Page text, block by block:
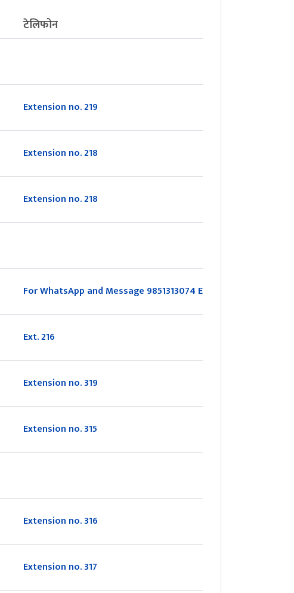
टेलिफोन
Extension no. 219
Extension no. 218
Extension no. 218
For WhatsApp and Message 9851313074 Extension no. 212
Ext. 216
Extension no. 319
Extension no. 315
Extension no. 316
Extension no. 317